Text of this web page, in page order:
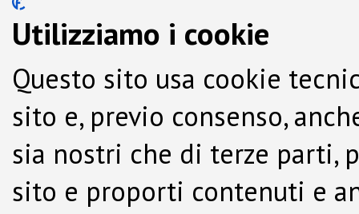
Utilizziamo i cookie
Questo sito usa cookie
sito e, previo consenso,
sia nostri che di terze parti,
sito e proporti contenuti e